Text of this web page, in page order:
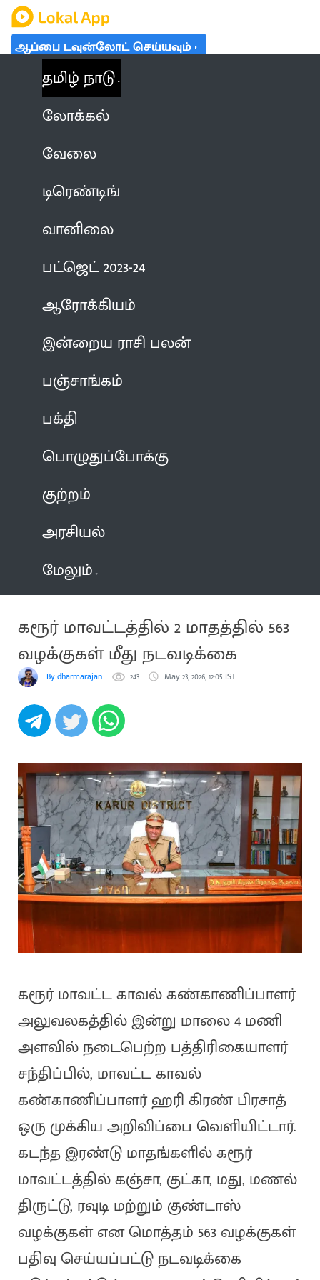
ஆப்பை டவுன்லோட் செய்யவும்
தமிழ் நாடு
லோக்கல்
வேலை
டிரெண்டிங்
வானிலை
பட்ஜெட் 2023-24
ஆரோக்கியம்
இன்றைய ராசி பலன்
பஞ்சாங்கம்
பக்தி
பொழுதுப்போக்கு
குற்றம்
அரசியல்
மேலும்
கரூர் மாவட்டத்தில் 2 மாதத்தில் 563
வழக்குகள் மீது நடவடிக்கை
By dharmarajan 243 May 23, 2026, 12:05 IST
கரூர் மாவட்ட காவல் கண்காணிப்பாளர்
அலுவலகத்தில் இன்று மாலை 4 மணி
அளவில் நடைபெற்ற பத்திரிகையாளர்
சந்திப்பில், மாவட்ட காவல்
கண்காணிப்பாளர் ஹரி கிரண் பிரசாத்
ஒரு முக்கிய அறிவிப்பை வெளியிட்டார்.
கடந்த இரண்டு மாதங்களில் கரூர்
மாவட்டத்தில் கஞ்சா, குட்கா, மது, மணல்
திருட்டு, ரவுடி மற்றும் குண்டாஸ்
வழக்குகள் என மொத்தம் 563 வழக்குகள்
பதிவு செய்யப்பட்டு நடவடிக்கை